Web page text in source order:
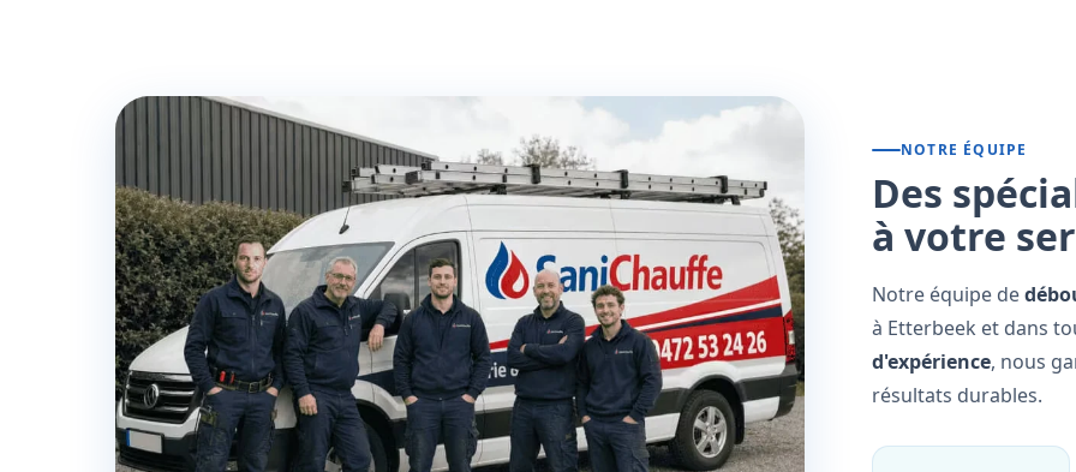
NOTRE ÉQUIPE
Des
à votre
Notre équipe de
à Etterbeek et dans
d'expérience, nous
résultats durables.